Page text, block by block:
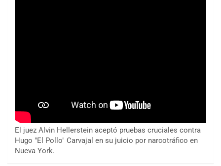
El juez Alvin Hellerstein aceptó pruebas cruciales contra
Hugo "El Pollo" Carvajal en su juicio por narcotráfico en
Nueva York.